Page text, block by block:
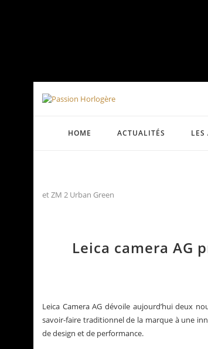
HOME ACTUALITÉS LES
et ZM 2 Urban Green
Leica camera AG
Leica Camera AG dévoile aujourd’hui deux
savoir-faire traditionnel de la marque à une
de design et de performance.